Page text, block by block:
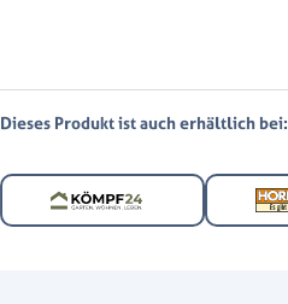
Dieses Produkt ist auch erhältlich bei: